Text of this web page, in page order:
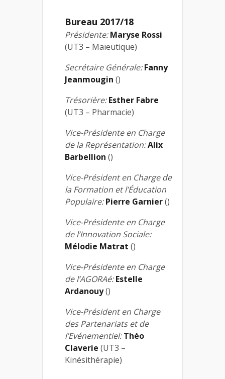
Bureau 2017/18
Présidente: Maryse Rossi
(UT3 – Maïeutique)
Secrétaire Générale: Fanny
Jeanmougin ()
Trésorière: Esther Fabre
(UT3 – Pharmacie)
Vice-Présidente en Charge
de la Représentation:Alix
Barbellion ()
Vice-Président en Charge de
la Formation et l’Éducation
Populaire: Pierre Garnier()
Vice-Présidente en Charge
de l’Innovation Sociale:
Mélodie Matrat ()
Vice-Présidente en Charge
de l’AGORAé: Estelle
Ardanouy()
Vice-Président en Charge
des Partenariats et de
l’Evénementiel: Théo
Claverie (UT3 –
Kinésithérapie)